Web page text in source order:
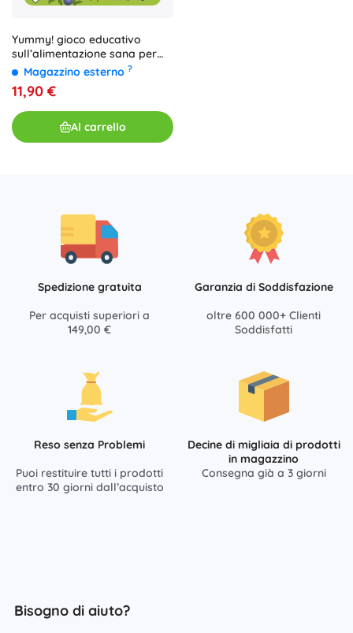
Yummy! gioco educativo
sull’alimentazione sana per
bambini dai 3 anni
Magazzino esterno ?
11,90 €
Al carrello
Spedizione gratuita
Per acquisti superiori a
149,00 €
Garanzia di Soddisfazione
oltre 600 000+ Clienti
Soddisfatti
Reso senza Problemi
Puoi restituire tutti i prodotti
entro 30 giorni dall’acquisto
Decine di migliaia di prodotti
in magazzino
Consegna già a 3 giorni
Bisogno di aiuto?